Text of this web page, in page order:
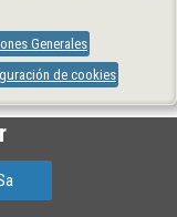
Generales
de cookies